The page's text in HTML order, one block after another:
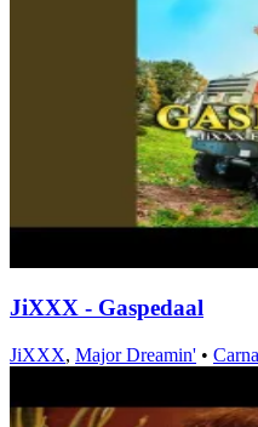
JiXXX - Gaspedaal
JiXXX, Major Dreamin' •